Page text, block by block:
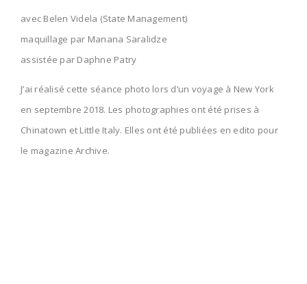
avec Belen Videla (State Management)
maquillage par Manana Saralidze
assistée par Daphne Patry
J’ai réalisé cette séance photo lors d’un voyage à New York
en septembre 2018. Les photographies ont été prises à
Chinatown et Little Italy. Elles ont été publiées en edito pour
le magazine Archive.